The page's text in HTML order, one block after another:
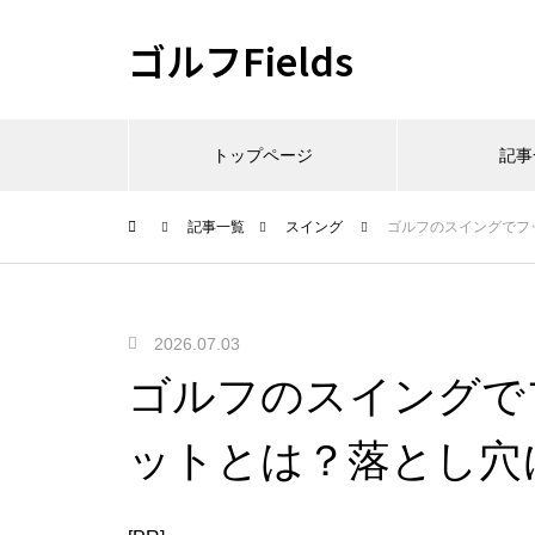
ゴルフFields
トップページ 記
記事一覧 スイング ゴルフのスイングで
2026.07.03
ゴルフのスイング
ットとは？落とし穴